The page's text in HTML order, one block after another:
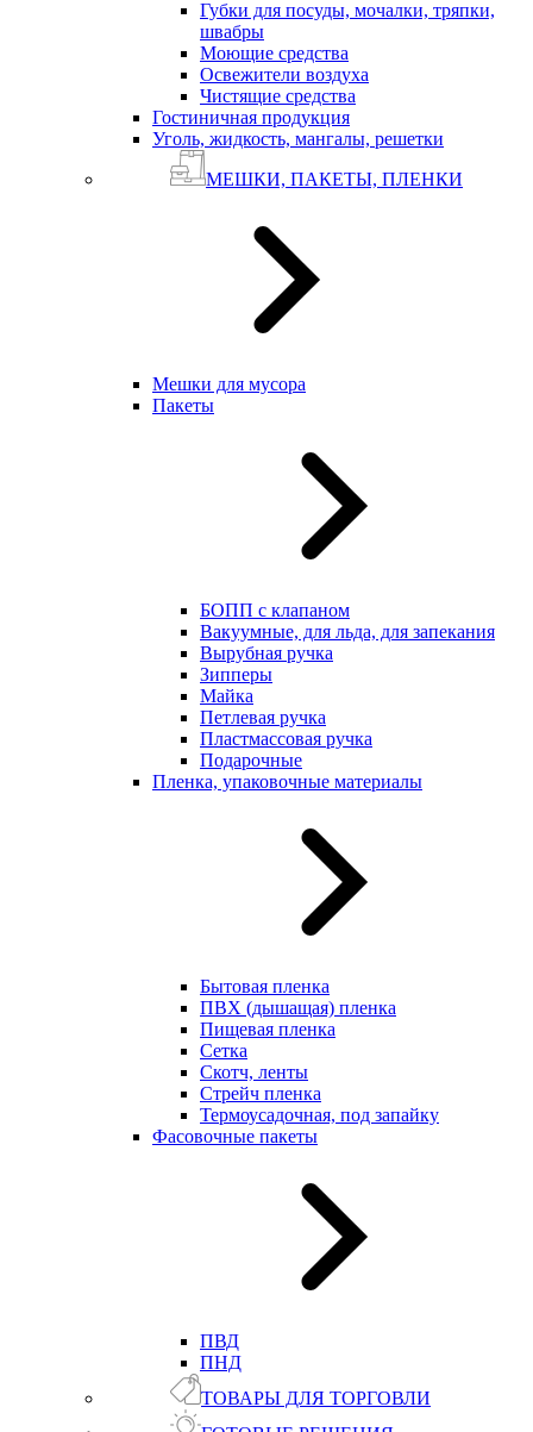
Губки для посуды, мочалки, тряпки,
швабры
Моющие средства
Освежители воздуха
Чистящие средства
Гостиничная продукция
Уголь, жидкость, мангалы, решетки
МЕШКИ, ПАКЕТЫ, ПЛЕНКИ
Мешки для мусора
Пакеты
БОПП с клапаном
Вакуумные, для льда, для запекания
Вырубная ручка
Зипперы
Майка
Петлевая ручка
Пластмассовая ручка
Подарочные
Пленка, упаковочные материалы
Бытовая пленка
ПВХ (дышащая) пленка
Пищевая пленка
Сетка
Скотч, ленты
Стрейч пленка
Термоусадочная, под запайку
Фасовочные пакеты
ПВД
ПНД
ТОВАРЫ ДЛЯ ТОРГОВЛИ